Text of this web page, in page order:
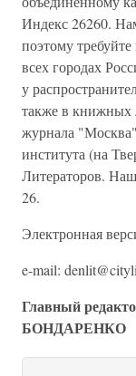
Индекс 26260.
поэтому
всех городах
у
также в книжных
журнала
института (на
Литераторов.
26.
Электронная
e-mail:
Главный
БОНДАРЕНКО